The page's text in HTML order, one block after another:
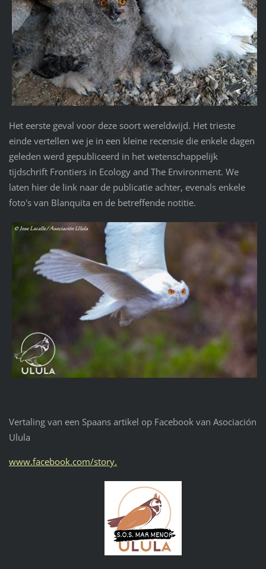
Het eerste geval voor deze soort wereldwijd. Het trieste
einde vertellen we je in een kleine recensie die enkele dagen
geleden werd gepubliceerd in het wetenschappelijk
tijdschrift Frontiers in Ecology and The Environment. We
laten hier de link naar de publicatie achter, evenals enkele
foto's van Blanquita en de betreffende notitie.
Vertaling van een Spaans artikel op Facebook van Asociación
Ulula
www.facebook.com/story.